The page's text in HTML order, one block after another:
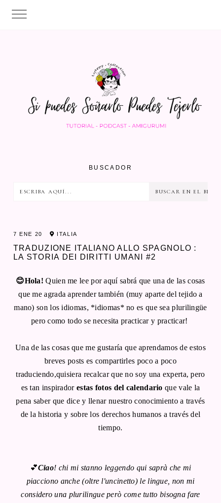
BUSCADOR
7 ENE 20 ITALIA
TRADUZIONE ITALIANO ALLO SPAGNOLO :
LA STORIA DEI DIRITTI UMANI #2
😊Hola! Quien me lee por aquí sabrá que una de las cosas
que me agrada aprender también (muy aparte del tejido a
mano) son los idiomas, *idiomas* no es que sea plurilingüe
pero como todo se necesita practicar y practicar!
Una de las cosas que me gustaría que aprendamos de estos
breves posts es compartirles poco a poco
traduciendo,quisiera recalcar que no soy una experta, pero
es tan inspirador estas fotos del calendario que vale la
pena saber que dice y llenar nuestro conocimiento a través
de la historia y sobre los derechos humanos a través del
tiempo.
💕Ciao! chi mi stanno leggendo qui saprà che mi
piacciono anche (oltre l'uncinetto) le lingue, non mi
considero una plurilingue però come tutto bisogna fare